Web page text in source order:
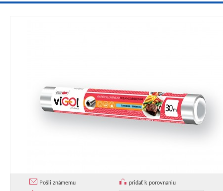
Pošli známemu pridať k porovnaniu